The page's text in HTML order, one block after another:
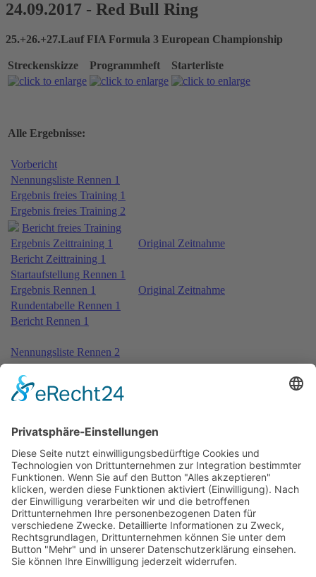
24.09.2017 - Red Bull Ring
25.+26.+27.Lauf FIA Formula 3 European Championship
Streckenskizze Programmheft Starterliste
Alle Ergebnisse:
Vorbericht
Nennungsliste Rennen 1
Ergebnis freies Training 1
Ergebnis freies Training 2
Bericht freies Training
Ergebnis Zeittraining 1
Original Zeitnahme
Bericht Zeittraining 1
Startaufstellung Rennen 1
Ergebnis Rennen 1
Original Zeitnahme
Rundentabelle Rennen 1
Bericht Rennen 1
Nennungsliste Rennen 2
Ergebnis Zeittraining 2
Original Zeitnahme
Bericht Zeittraining 2
Startaufstellung Rennen 2
Rundentabelle Rennen 2
Nennungsliste Rennen 3
Ergebnis Zeittraining 2 2nd Original Zeitnahme
Startaufstellung Rennen 3
Ergebnis Rennen 3
Original Zeitnahme
Rundentabelle Rennen 3
Bericht Rennen 3